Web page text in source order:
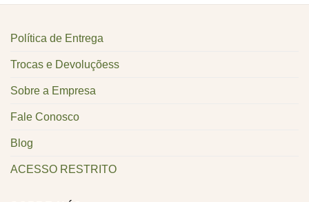
era:
é:
Política de Entrega
Trocas e Devoluçõess
Sobre a Empresa
Fale Conosco
Blog
ACESSO RESTRITO